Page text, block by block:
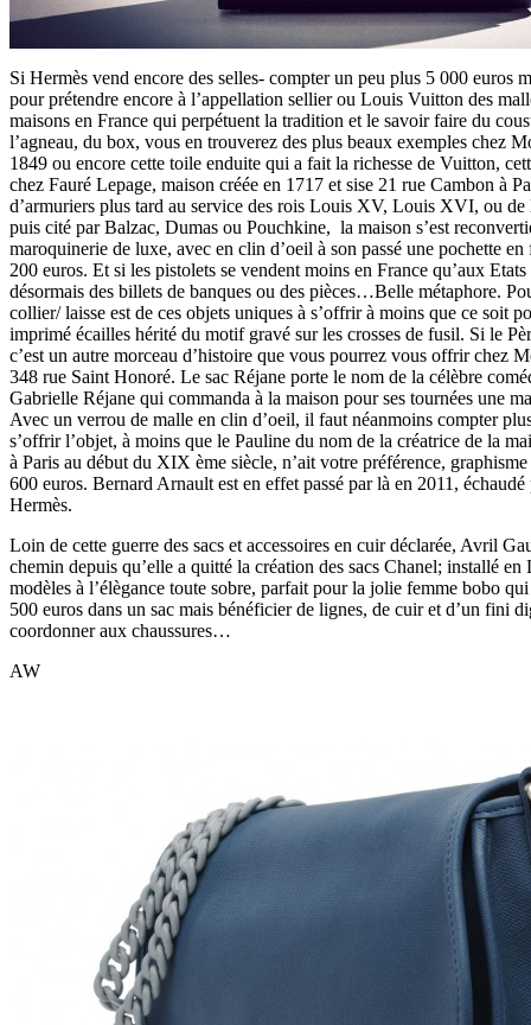
Si Hermès vend encore des selles- compter un peu plus 5 000 euros
pour prétendre encore à l’appellation sellier ou Louis Vuitton des
maisons en France qui perpétuent la tradition et le savoir faire du
l’agneau, du box, vous en trouverez des plus beaux exemples chez
1849 ou encore cette toile enduite qui a fait la richesse de Vuitton,
chez Fauré Lepage, maison créée en 1717 et sise 21 rue Cambon à
d’armuriers plus tard au service des rois Louis XV, Louis XVI, ou de
puis cité par Balzac, Dumas ou Pouchkine, la maison s’est
maroquinerie de luxe, avec en clin d’oeil à son passé une pochette
200 euros. Et si les pistolets se vendent moins en France qu’aux
désormais des billets de banques ou des pièces…Belle métaphore.
collier/ laisse est de ces objets uniques à s’offrir à moins que ce soit
imprimé écailles hérité du motif gravé sur les crosses de fusil. Si le
c’est un autre morceau d’histoire que vous pourrez vous offrir chez
348 rue Saint Honoré. Le sac Réjane porte le nom de la célèbre
Gabrielle Réjane qui commanda à la maison pour ses tournées une
Avec un verrou de malle en clin d’oeil, il faut néanmoins compter
s’offrir l’objet, à moins que le Pauline du nom de la créatrice de la
à Paris au début du XIX ème siècle, n’ait votre préférence,
600 euros. Bernard Arnault est en effet passé par là en 2011, échaudé
Hermès.
Loin de cette guerre des sacs et accessoires en cuir déclarée, Avril
chemin depuis qu’elle a quitté la création des sacs Chanel; installé en
modèles à l’élègance toute sobre, parfait pour la jolie femme bobo
500 euros dans un sac mais bénéficier de lignes, de cuir et d’un fini
coordonner aux chaussures…
AW